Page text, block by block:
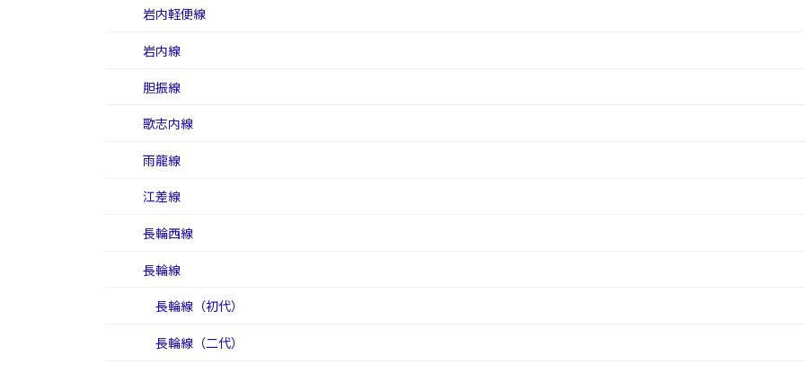
岩内軽便線
岩内線
胆振線
歌志内線
雨龍線
江差線
長輪西線
長輪線
長輪線（初代）
長輪線（二代）